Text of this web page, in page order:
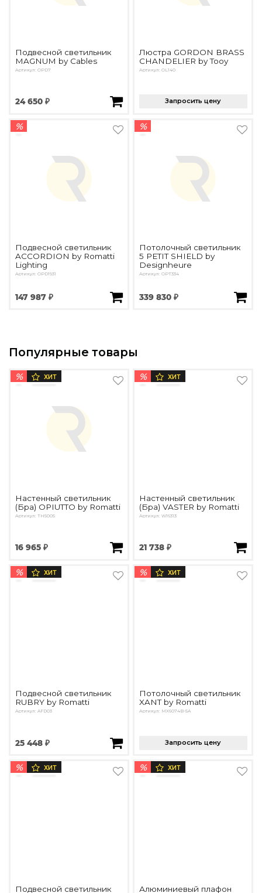
Подвесной светильник
MAGNUM by Cables
Артикул: OPD7
24 650 ₽
Люстра GORDON BRASS
CHANDELIER by Tooy
Артикул: OL140
Запросить цену
%
Подвесной светильник
ACCORDION by Romatti
Lighting
Артикул: OPD1931
147 987 ₽
%
Потолочный светильник
5 PETIT SHIELD by
Designheure
Артикул: OPT334
339 830 ₽
Популярные товары
% ХИТ
Настенный светильник
(Бра) OPIUTTO by Romatti
Артикул: TH5005
16 965 ₽
% ХИТ
Настенный светильник
(Бра) VASTER by Romatti
Артикул: W16313
21 738 ₽
% ХИТ
Подвесной светильник
RUBRY by Romatti
Артикул: AFD03
25 448 ₽
% ХИТ
Потолочный светильник
XANT by Romatti
Артикул: MX6074B-5A
Запросить цену
% ХИТ
Подвесной светильник
% ХИТ
Алюминиевый плафон